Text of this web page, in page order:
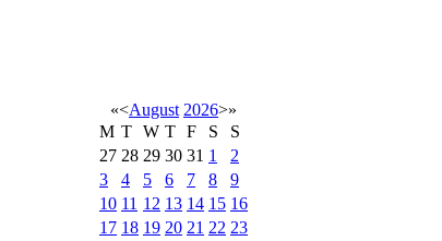
«<August 2026>»
M T W T F S
S
27 28 29 30 31 1
2
3
4 5 6 7 8
9
10 11 12 13 14 15 16
17 18 19 20 21 22 23